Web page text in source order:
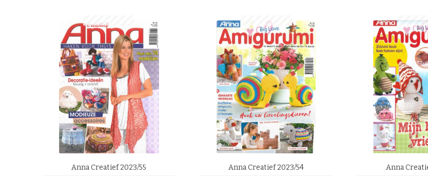
Anna Creatief 2023/55 Anna Creatief 2023/54 Anna